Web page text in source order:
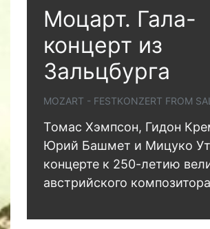
Моцарт. Гала-
концерт из
Зальцбурга
MOZART - FESTKONZERT FROM
Томас Хэмпсон, Гидон
Юрий Башмет и Мицуко
концерте к 250-летию
австрийского композитора